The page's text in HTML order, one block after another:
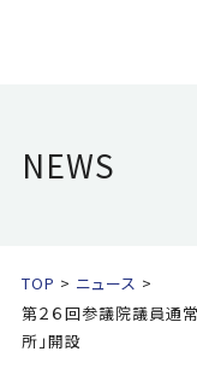
NEWS
TOP
ニュース
第２６回参議院議員通
所｣開設